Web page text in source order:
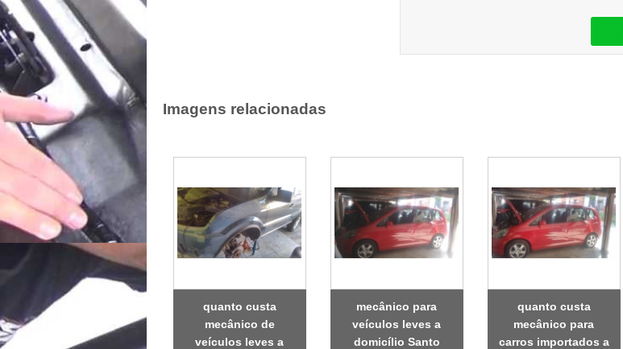
Imagens relacionadas
quanto custa
mecânico de
veículos leves a
mecânico para
veículos leves a
domicílio Santo
quanto custa
mecânico para
carros importados a